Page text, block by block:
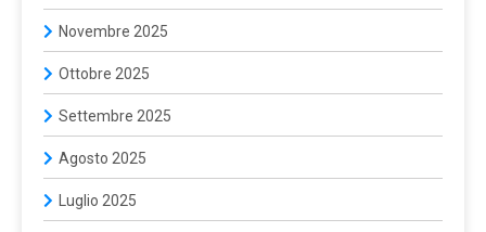
Novembre 2025
Ottobre 2025
Settembre 2025
Agosto 2025
Luglio 2025